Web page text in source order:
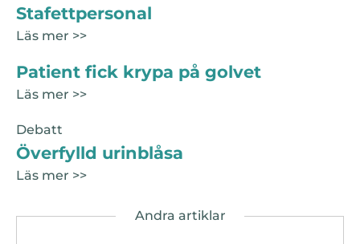
Stafettpersonal
Läs mer >>
Patient fick krypa på golvet
Läs mer >>
Debatt
Överfylld urinblåsa
Läs mer >>